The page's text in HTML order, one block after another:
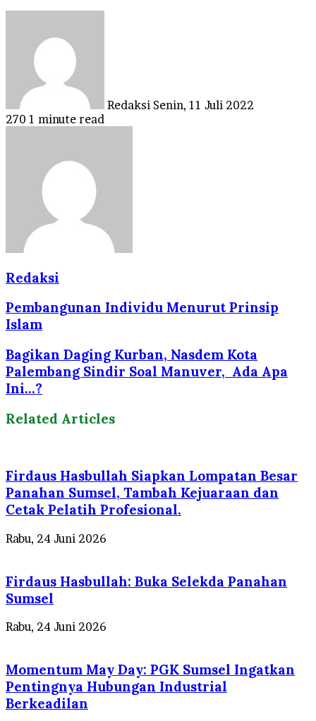
Redaksi Senin, 11 Juli 2022
270 1 minute read
Redaksi
Pembangunan Individu Menurut Prinsip
Islam
Bagikan Daging Kurban, Nasdem Kota
Palembang Sindir Soal Manuver, Ada Apa
Ini...?
Related Articles
Firdaus Hasbullah Siapkan Lompatan Besar
Panahan Sumsel, Tambah Kejuaraan dan
Cetak Pelatih Profesional.
Rabu, 24 Juni 2026
Firdaus Hasbullah: Buka Selekda Panahan
Sumsel
Rabu, 24 Juni 2026
Momentum May Day: PGK Sumsel Ingatkan
Pentingnya Hubungan Industrial
Berkeadilan